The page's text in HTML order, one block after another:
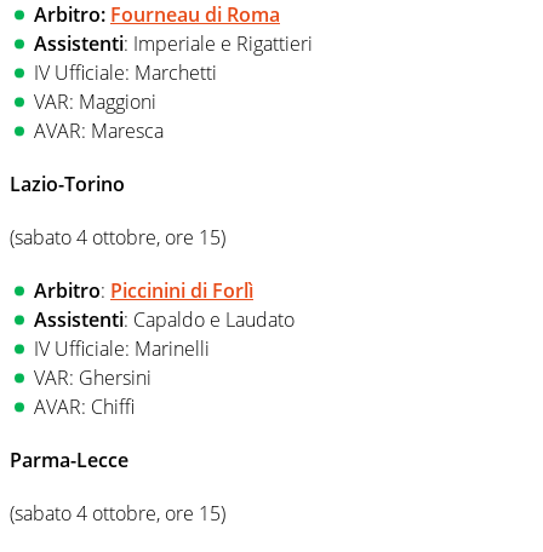
Arbitro: Fourneau di Roma
Assistenti: Imperiale e Rigattieri
IV Ufficiale: Marchetti
VAR: Maggioni
AVAR: Maresca
Lazio-Torino
(sabato 4 ottobre, ore 15)
Arbitro: Piccinini di Forlì
Assistenti: Capaldo e Laudato
IV Ufficiale: Marinelli
VAR: Ghersini
AVAR: Chiffi
Parma-Lecce
(sabato 4 ottobre, ore 15)